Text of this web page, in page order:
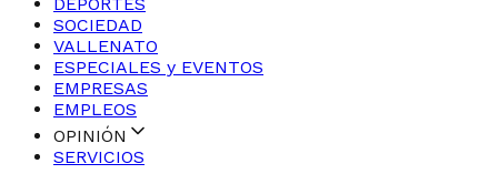
SOCIEDAD
VALLENATO
ESPECIALES y EVENTOS
EMPRESAS
EMPLEOS
OPINIÓN
SERVICIOS